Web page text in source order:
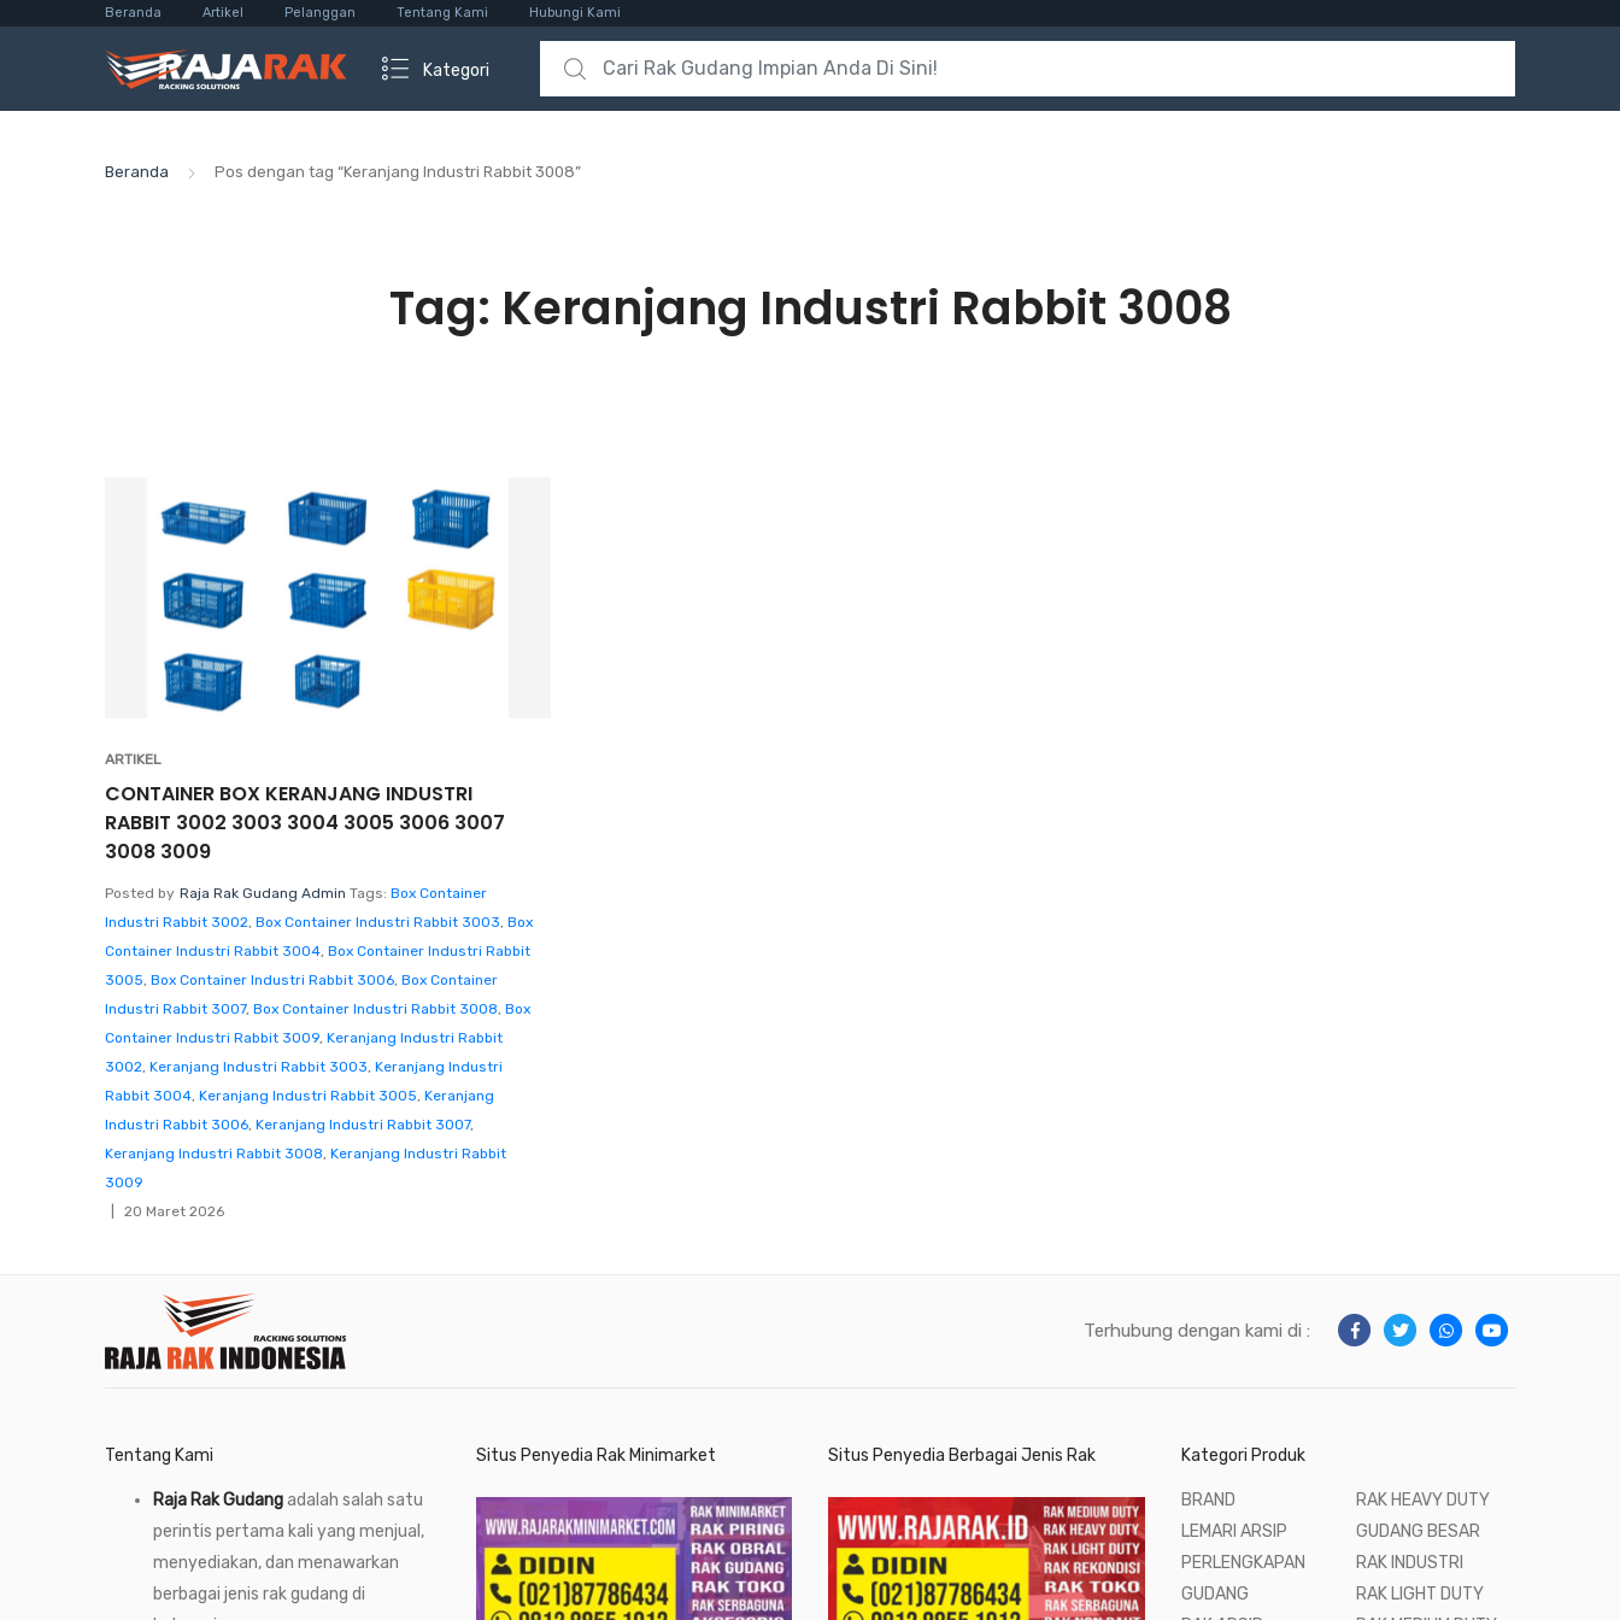
Beranda Artikel Pelanggan Tentang Kami Hubungi Kami
Kategori
Search for:
Beranda Pos dengan tag “Keranjang Industri Rabbit 3008”
Tag: Keranjang Industri Rabbit 3008
ARTIKEL
CONTAINER BOX KERANJANG INDUSTRI
RABBIT 3002 3003 3004 3005 3006 3007
3008 3009
Posted by Raja Rak Gudang Admin Tags: Box Container
Industri Rabbit 3002, Box Container Industri Rabbit 3003, Box
Container Industri Rabbit 3004, Box Container Industri Rabbit
3005, Box Container Industri Rabbit 3006, Box Container
Industri Rabbit 3007, Box Container Industri Rabbit 3008, Box
Container Industri Rabbit 3009, Keranjang Industri Rabbit
3002, Keranjang Industri Rabbit 3003, Keranjang Industri
Rabbit 3004, Keranjang Industri Rabbit 3005, Keranjang
Industri Rabbit 3006, Keranjang Industri Rabbit 3007,
Keranjang Industri Rabbit 3008, Keranjang Industri Rabbit
3009
20 Maret 2026
Terhubung dengan kami di :
Tentang Kami
Raja Rak Gudangadalah salah satu
perintis pertama kali yang menjual,
menyediakan, dan menawarkan
berbagai jenis rak gudang di
Situs Penyedia Rak Minimarket Situs Penyedia Berbagai Jenis Rak Kategori Produk
BRAND
LEMARI ARSIP
PERLENGKAPAN
GUDANG
RAK HEAVY DUTY
GUDANG BESAR
RAK INDUSTRI
RAK LIGHT DUTY